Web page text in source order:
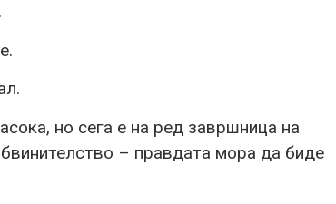
но сега е на ред завршница на
– правдата мора да биде